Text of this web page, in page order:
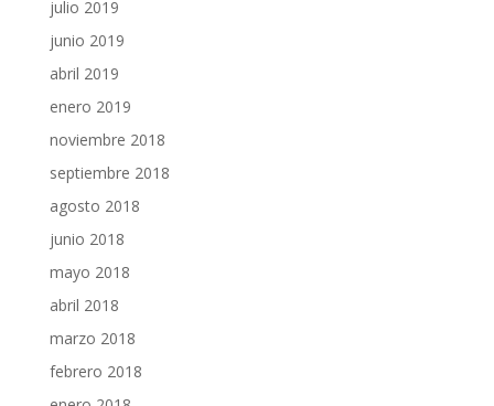
julio 2019
junio 2019
abril 2019
enero 2019
noviembre 2018
septiembre 2018
agosto 2018
junio 2018
mayo 2018
abril 2018
marzo 2018
febrero 2018